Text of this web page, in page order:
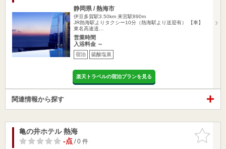
静岡県 / 熱海市
伊豆多賀駅3.50km 来宮駅890m
JR熱海駅よりタクシー10分（熱海駅より送迎有） 【車】
東名高速道…
営業時間
入浴料金 ～
宿泊 硫酸塩泉
楽天トラベルの宿泊プランを見る
関連情報から探す
お気に入
りに追加
亀の井ホテル 熱海
-点/ 0 件